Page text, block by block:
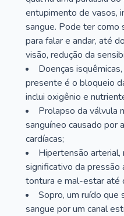
entupimento de vasos,
sangue. Pode ter
para falar e andar, até
visão, redução da
Doenças
presente é o bloqueio
inclui oxigênio e
Prolapso da válvula
sanguíneo causado por
cardíacas;
Hipertensão arterial,
significativo da pressão
tontura e mal-estar até
Sopro, um ruído que
sangue por um canal